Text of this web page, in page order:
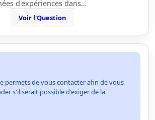
d'expériences dans…
Voir l'Question
permets de vous contacter afin de vous
s'il serait possible d'exiger de la